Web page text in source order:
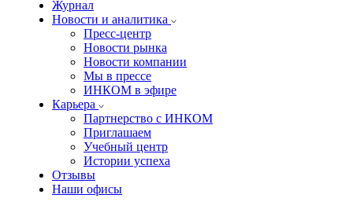
Журнал
Новости и аналитика
Пресс-центр
Новости рынка
Новости компании
Мы в прессе
ИНКОМ в эфире
Карьера
Партнерство с ИНКОМ
Приглашаем
Учебный центр
Истории успеха
Отзывы
Наши офисы